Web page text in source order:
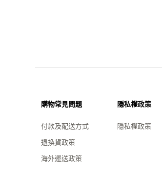
購物常見問題
付款及配送方式
退換貨政策
海外運送政策
隱私權政策
隱私權政策